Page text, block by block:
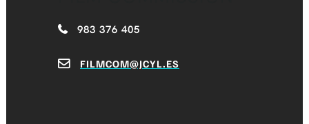
983 376 405
FILMCOM@JCYL.ES